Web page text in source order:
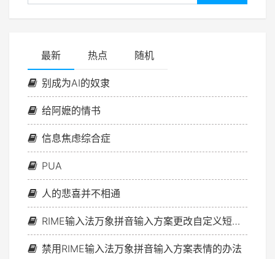
最新 热点 随机
别成为AI的奴隶
给阿嬷的情书
信息焦虑综合症
PUA
人的悲喜并不相通
RIME输入法万象拼音输入方案更改自定义短语文件的方法
禁用RIME输入法万象拼音输入方案表情的办法